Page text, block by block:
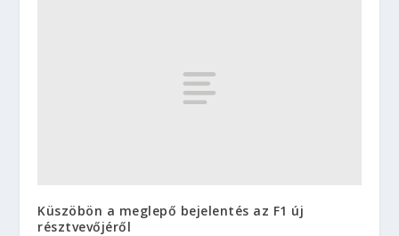
Küszöbön a meglepő bejelentés az F1 új
résztvevőjéről